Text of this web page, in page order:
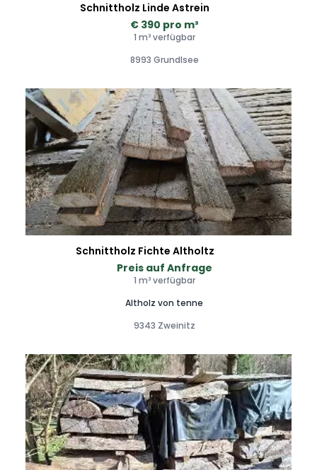
Schnittholz Linde Astrein
€ 390 pro m³
1 m³ verfügbar
8993 Grundlsee
Schnittholz Fichte Altholtz
Preis auf Anfrage
1 m³ verfügbar
Altholz von tenne
9343 Zweinitz